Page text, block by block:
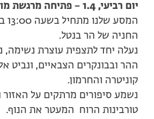
יום רביעי, 1.4 – פתיחה מרגשת מול נופי הגולן
החניה של הר בנטל.
נעלה יחד לתצפית עוצרת נשימה,
ההר ובבונקרים הצבאיים, ונביט
קוניטרה והחרמון.
נשמע סיפורים מרתקים על האזור
טורבינות הרוח המעטר את הנוף.